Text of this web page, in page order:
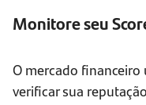
Monitore seu
O mercado
verificar sua